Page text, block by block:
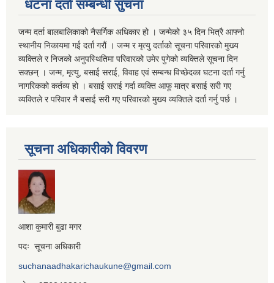
धटना दर्ता सम्बन्धी सुचना
जन्म दर्ता बालबालिकाको नैसर्गिक अधिकार हो । जन्मेको ३५ दिन भित्रै आफ्नो
स्थानीय निकायमा गई दर्ता गरौं । जन्म र मृत्यु दर्ताको सूचना परिवारको मुख्य
व्यक्तिले र निजको अनुपस्थितिमा परिवारको उमेर पुगेको व्यक्तिले सूचना दिन
सक्छन् । जन्म, मृत्यु, बसाई सराई, विवाह एवं सम्बन्ध विच्छेदका घटना दर्ता गर्नु
नागरिकको कर्तव्य हो । बसाई सराई गर्दा व्यक्ति आफू मात्र बसाई सरी गए
व्यक्तिले र परिवार नै बसाई सरी गए परिवारको मुख्य व्यक्तिले दर्ता गर्नु पर्छ ।
सूचना अधिकारीको विवरण
आशा कुमारी बुढा मगर
पदः सूचना अधिकारी
suchanaadhakarichaukune@gmail.com